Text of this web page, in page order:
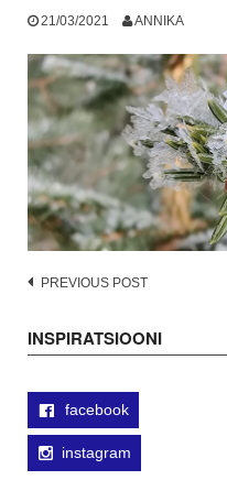
21/03/2021 ANNIKA
Post
PREVIOUS POST
INSPIRATSIOONI
facebook
instagram